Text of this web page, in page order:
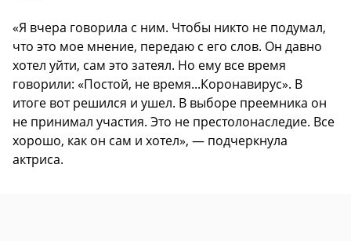
«Я вчера говорила с ним. Чтобы никто не подумал,
что это мое мнение, передаю с его слов. Он давно
хотел уйти, сам это затеял. Но ему все время
говорили: «Постой, не время...Коронавирус». В
итоге вот решился и ушел. В выборе преемника он
не принимал участия. Это не престолонаследие. Все
хорошо, как он сам и хотел», — подчеркнула
актриса.